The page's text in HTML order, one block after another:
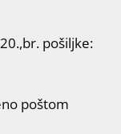
pošiljke:
poštom